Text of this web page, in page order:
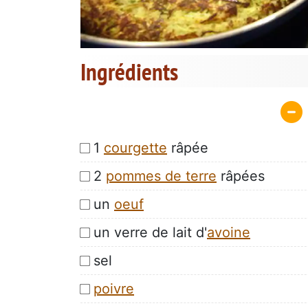
Ingrédients
1 courgette râpée
2 pommes de terre râpées
un oeuf
un verre de lait d'avoine
sel
poivre